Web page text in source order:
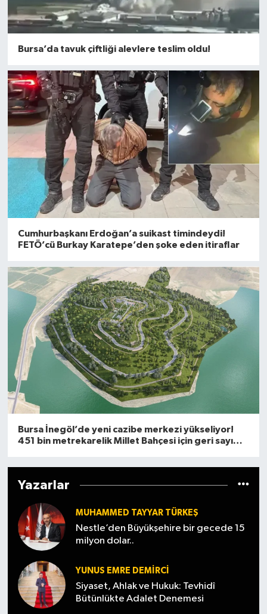
Bursa’da tavuk çiftliği alevlere teslim oldu!
Cumhurbaşkanı Erdoğan’a suikast timindeydi!
FETÖ’cü Burkay Karatepe’den şoke eden itiraflar
Bursa İnegöl’de yeni cazibe merkezi yükseliyor!
451 bin metrekarelik Millet Bahçesi için geri sayım
Yazarlar
MUHAMMED TAYYAR TÜRKEŞ
Nestle’den Büyükşehire bir gecede 15
milyon dolar..
YUNUS EMRE DEMIRCI
Siyaset, Ahlak ve Hukuk: Tevhidî
Bütünlükte Adalet Denemesi